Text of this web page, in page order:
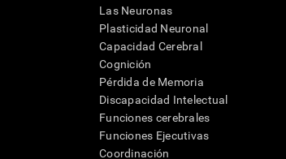
Las Neuronas
Plasticidad Neuronal
Capacidad Cerebral
Cognición
Pérdida de Memoria
Discapacidad Intelectual
Funciones cerebrales
Funciones Ejecutivas
Coordinación